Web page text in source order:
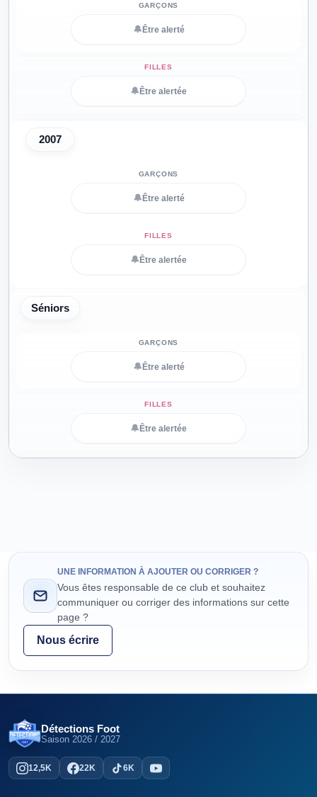
🔔 Être alerté
🔔 Être alertée
2007
🔔 Être alerté
🔔 Être alertée
Séniors
🔔 Être alerté
🔔 Être alertée
UNE INFORMATION À AJOUTER OU CORRIGER ?
Vous êtes responsable de ce club et souhaitez
communiquer ou corriger des informations sur cette
page ?
Nous écrire
Détections Foot
Saison 2026 / 2027
12,5K 22K 6K